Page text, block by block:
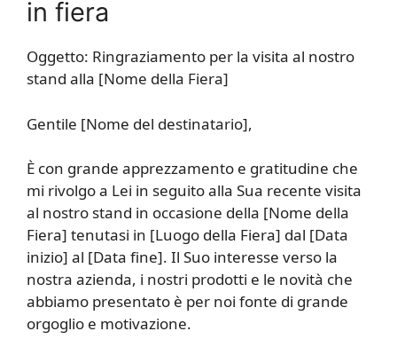
in fiera
Oggetto: Ringraziamento per la visita al nostro
stand alla [Nome della Fiera]
Gentile [Nome del destinatario],
È con grande apprezzamento e gratitudine che
mi rivolgo a Lei in seguito alla Sua recente visita
al nostro stand in occasione della [Nome della
Fiera] tenutasi in [Luogo della Fiera] dal [Data
inizio] al [Data fine]. Il Suo interesse verso la
nostra azienda, i nostri prodotti e le novità che
abbiamo presentato è per noi fonte di grande
orgoglio e motivazione.